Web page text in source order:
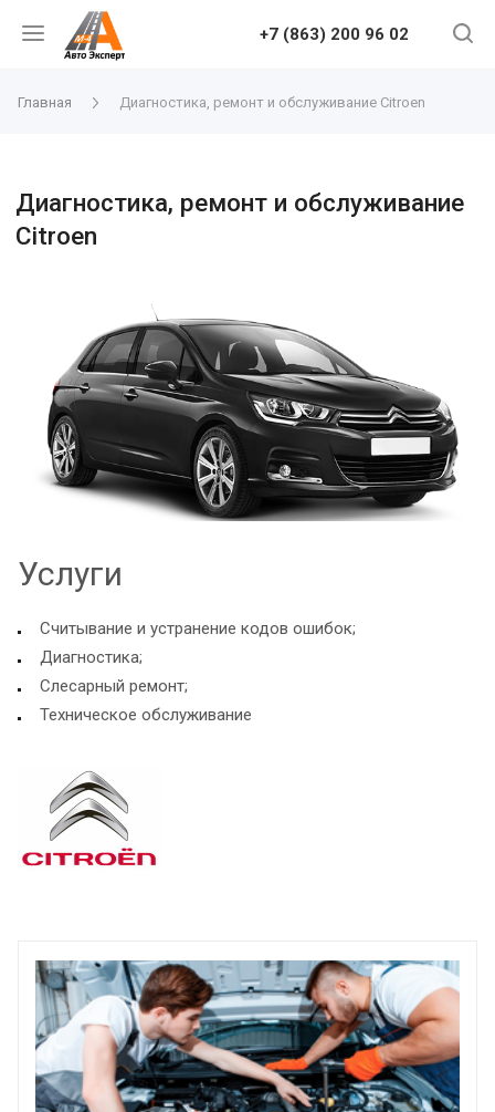
+7 (863) 200 96 02
Главная Диагностика, ремонт и обслуживание Citroen
Диагностика, ремонт и обслуживание
Citroen
Услуги
Считывание и устранение кодов ошибок;
Диагностика;
Слесарный ремонт;
Техническое обслуживание